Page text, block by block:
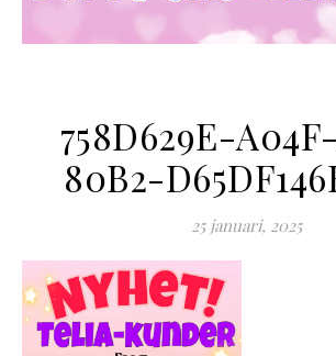
758D629E-
80B2-
25 januari, 2025